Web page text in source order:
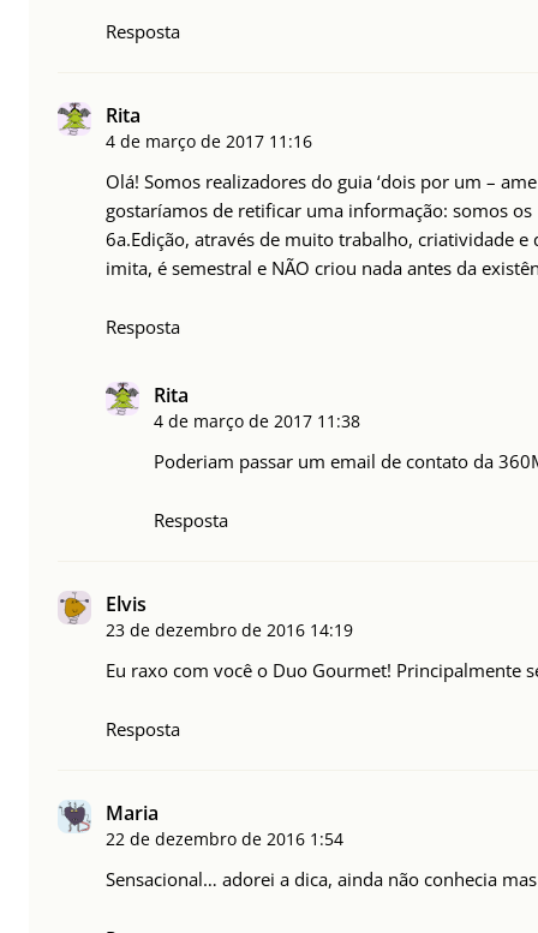
Resposta
Rita
4 de março de 2017 11:16
Olá! Somos realizadores do guia ‘dois por um –
gostaríamos de retificar uma informação: somos
6a.Edição, através de muito trabalho, criatividade
imita, é semestral e NÃO criou nada antes da
Resposta
Rita
4 de março de 2017 11:38
Poderiam passar um email de contato da
Resposta
Elvis
23 de dezembro de 2016 14:19
Eu raxo com você o Duo Gourmet! Principalmente
Resposta
Maria
22 de dezembro de 2016 1:54
Sensacional… adorei a dica, ainda não conhecia